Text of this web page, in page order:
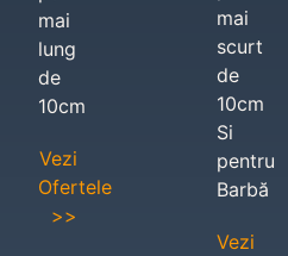
mai
lung
de
10cm
Vezi
Ofertele
>>
mai
scurt
de
10cm
Si
pentru
Barbă
Vezi